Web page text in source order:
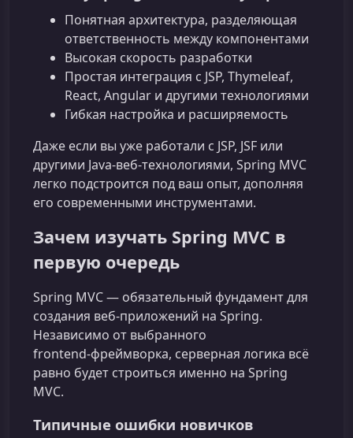
Понятная архитектура, разделяющая
ответственность между компонентами
Высокая скорость разработки
Простая интеграция с JSP, Thymeleaf,
React, Angular и другими технологиями
Гибкая настройка и расширяемость
Даже если вы уже работали с JSP, JSF или
другими Java‑веб‑технологиями, Spring MVC
легко подстроится под ваш опыт, дополняя
его современными инструментами.
Зачем изучать Spring MVC в
первую очередь
Spring MVC — обязательный фундамент для
создания веб‑приложений на Spring.
Независимо от выбранного
frontend‑фреймворка, серверная логика всё
равно будет строиться именно на Spring
MVC.
Типичные ошибки новичков